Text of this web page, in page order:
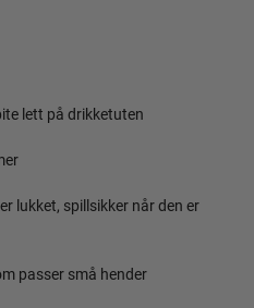
lett på drikketuten
lukket, spillsikker når den er
passer små hender